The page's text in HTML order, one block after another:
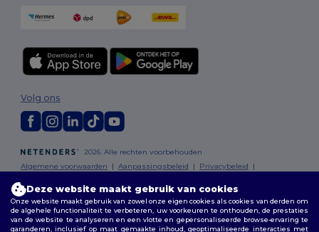
2026. Alle rechten voorbehouden
Algemene voorwaarden |Aanpassingsbeleid | Privacybeleid |
Volg ons
Bruxelles| Anvers | Mortsel |Malines| Lierre |Turnhout| Geel|
Herentals |Hoogstraten | Bruges
Deze website maakt gebruik van cookies
Onze website maakt gebruik van zowel onze eigen cookies als cookies van derden om
de algehele functionaliteit te verbeteren, uw voorkeuren te onthouden, de prestaties
van de website te analyseren en een vlotte en gepersonaliseerde browse-ervaring te
garanderen, inclusief op maat gemaakte inhoud, geoptimaliseerde interacties met